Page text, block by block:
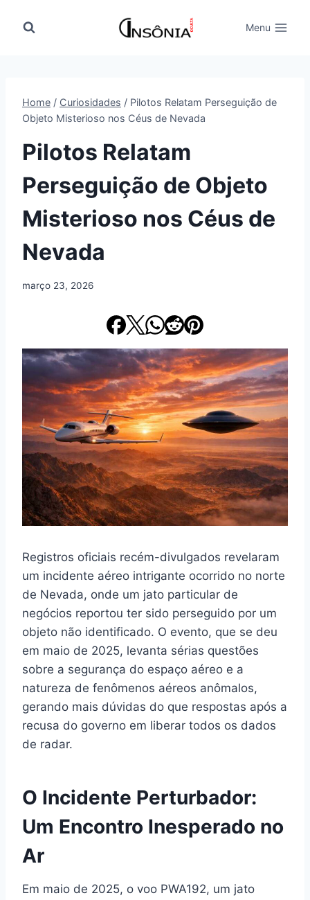
para
Menu
Home / Curiosidades / Pilotos Relatam Perseguição de
Objeto Misterioso nos Céus de Nevada
Pilotos Relatam
Perseguição de Objeto
Misterioso nos Céus de
Nevada
março 23, 2026
Registros oficiais recém-divulgados revelaram
um incidente aéreo intrigante ocorrido no norte
de Nevada, onde um jato particular de
negócios reportou ter sido perseguido por um
objeto não identificado. O evento, que se deu
em maio de 2025, levanta sérias questões
sobre a segurança do espaço aéreo e a
natureza de fenômenos aéreos anômalos,
gerando mais dúvidas do que respostas após a
recusa do governo em liberar todos os dados
de radar.
O Incidente Perturbador:
Um Encontro Inesperado no
Ar
Em maio de 2025, o voo PWA192, um jato